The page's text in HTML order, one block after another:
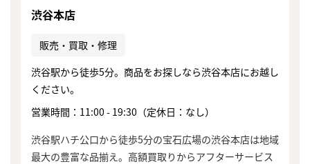
渋谷本店
販売・買取・修理
渋谷駅から徒歩5分。商品をお探しなら渋谷本店にお越し
ください。
営業時間：11:00 - 19:30（定休日：なし）
渋谷駅ハチ公口から徒歩5分の宝石広場の渋谷本店は地域
最大の豊富な品揃え。高額買取りからアフターサービス